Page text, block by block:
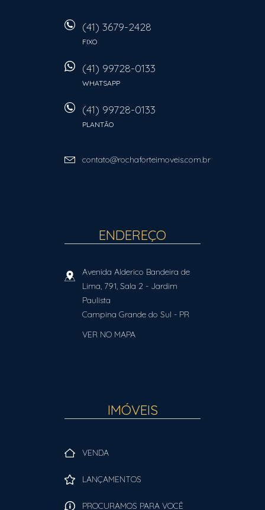
(41) 3679-2428
FIXO
(41) 99728-0133
WHATSAPP
(41) 99728-0133
PLANTÃO
contato@rochaforteimoveis.com.br
ENDEREÇO
Avenida Alderico Bandeira de
Lima, 791, Sala 2 - Jardim
Paulista
Campina Grande do Sul - PR
VER NO MAPA
IMÓVEIS
VENDA
LANÇAMENTOS
PROCURAMOS PARA VOCÊ